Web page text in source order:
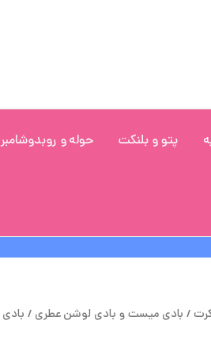
پتو و بلنکت حوله و روبدوشامبر
/ بادی میست و بادی لوشن عطری
قیمت